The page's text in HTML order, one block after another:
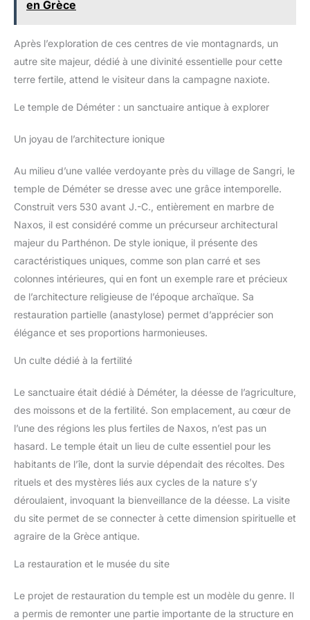
en Grèce
Après l’exploration de ces centres de vie montagnards, un
autre site majeur, dédié à une divinité essentielle pour cette
terre fertile, attend le visiteur dans la campagne naxiote.
Le temple de Déméter : un sanctuaire antique à explorer
Un joyau de l’architecture ionique
Au milieu d’une vallée verdoyante près du village de Sangri, le
temple de Déméter se dresse avec une grâce intemporelle.
Construit vers 530 avant J.-C., entièrement en marbre de
Naxos, il est considéré comme un précurseur architectural
majeur du Parthénon. De style ionique, il présente des
caractéristiques uniques, comme son plan carré et ses
colonnes intérieures, qui en font un exemple rare et précieux
de l’architecture religieuse de l’époque archaïque. Sa
restauration partielle (anastylose) permet d’apprécier son
élégance et ses proportions harmonieuses.
Un culte dédié à la fertilité
Le sanctuaire était dédié à Déméter, la déesse de l’agriculture,
des moissons et de la fertilité. Son emplacement, au cœur de
l’une des régions les plus fertiles de Naxos, n’est pas un
hasard. Le temple était un lieu de culte essentiel pour les
habitants de l’île, dont la survie dépendait des récoltes. Des
rituels et des mystères liés aux cycles de la nature s’y
déroulaient, invoquant la bienveillance de la déesse. La visite
du site permet de se connecter à cette dimension spirituelle et
agraire de la Grèce antique.
La restauration et le musée du site
Le projet de restauration du temple est un modèle du genre. Il
a permis de remonter une partie importante de la structure en